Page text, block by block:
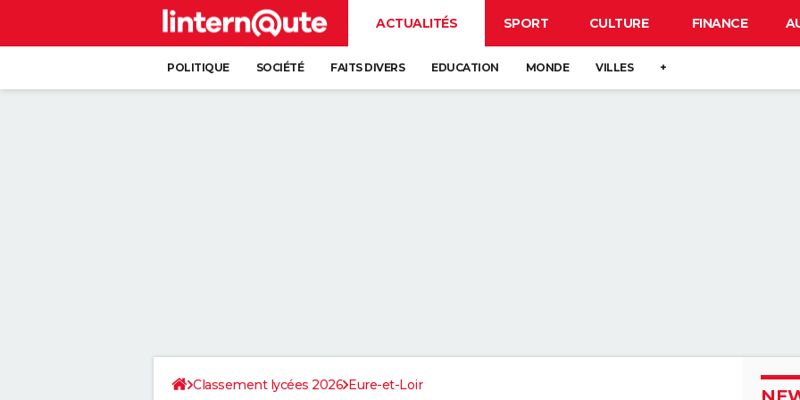
ACTUALITÉS SPORT CULTURE FINANCE
POLITIQUE SOCIÉTÉ FAITS DIVERS EDUCATION MONDE VILLES +
Classement lycées 2026 Eure-et-Loir